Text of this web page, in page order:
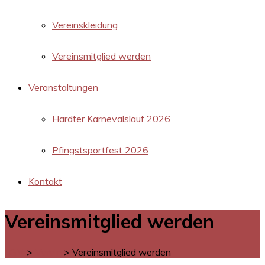
Vereinskleidung
Vereinsmitglied werden
Veranstaltungen
Hardter Karnevalslauf 2026
Pfingstsportfest 2026
Kontakt
Vereinsmitglied werden
> > Vereinsmitglied werden